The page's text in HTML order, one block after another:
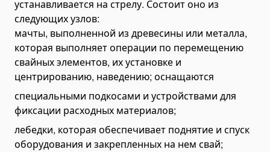
Гидробуры и гидровращатели
Грейферы
Вибротрамбовщики
Гидромолоты
Гидроножницы и пульверайзеры
Виброрыхлители
Вибропогружатели
Основание для виброрейки
устанавливается на стрелу. Состоит оно из
следующих узлов:
мачты, выполненной из древесины или металла,
которая выполняет операции по перемещению
свайных элементов, их установке и
центрированию, наведению; оснащаются
специальными подкосами и устройствами для
фиксации расходных материалов;
лебедки, которая обеспечивает поднятие и спуск
оборудования и закрепленных на нем свай;